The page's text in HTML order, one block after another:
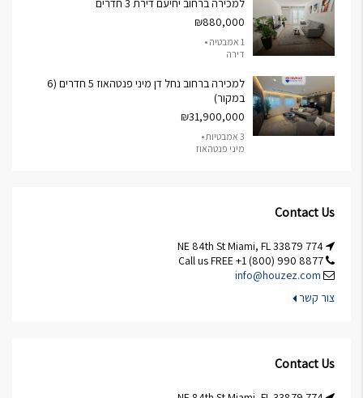
למכירה ברחוב יחיעם דירת 3 חדרים
₪880,000
1 אמבטיה •
דירה
למכירה ברחוב נחל דן מיני פנטהאוז 5 חדרים (6
במקור)
₪31,900,000
3 אמבטיות •
מיני פנטהאוז
Contact Us
info@houzez.com
צור קשר
Contact Us